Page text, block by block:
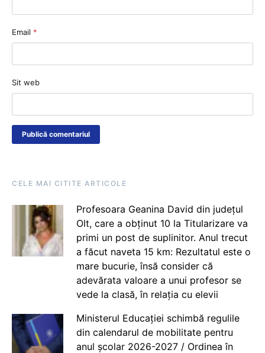
Email *
Sit web
CELE MAI CITITE ARTICOLE
Profesoara Geanina David din județul
Olt, care a obținut 10 la Titularizare va
primi un post de suplinitor. Anul trecut
a făcut naveta 15 km: Rezultatul este o
mare bucurie, însă consider că
adevărata valoare a unui profesor se
vede la clasă, în relația cu elevii
Ministerul Educației schimbă regulile
din calendarul de mobilitate pentru
anul școlar 2026-2027 / Ordinea în